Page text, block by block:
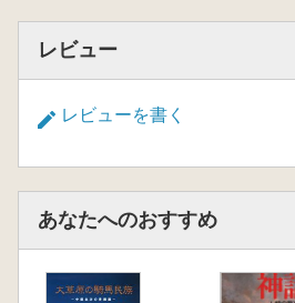
レビュー
レビューを書く
あなたへのおすすめ